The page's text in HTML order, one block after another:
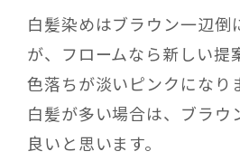
白髪染めはブラウン一辺倒
が、フロームなら新しい提
色落ちが淡いピンクになり
白髪が多い場合は、ブラウ
良いと思います。